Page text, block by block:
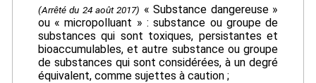
(Arrêté du 24 août 2017) « Substance dangereuse »
ou « micropolluant » : substance ou groupe de
substances qui sont toxiques, persistantes et
bioaccumulables, et autre substance ou groupe
de substances qui sont considérées, à un degré
équivalent, comme sujettes à caution ;